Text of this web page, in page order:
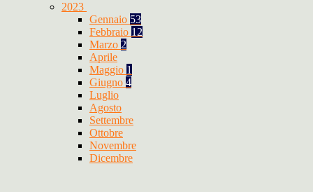
2023
Gennaio 53
Febbraio 12
Marzo 2
Aprile
Maggio 1
Giugno 4
Luglio
Agosto
Settembre
Ottobre
Novembre
Dicembre